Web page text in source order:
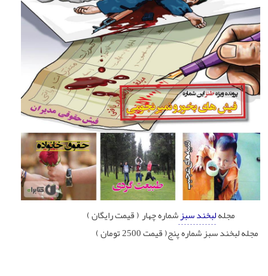
مجلهلبخند سبزشماره چهار ( قیمت رایگان )
مجله لبخند سبز شماره پنج( قیمت 2500 تومان )